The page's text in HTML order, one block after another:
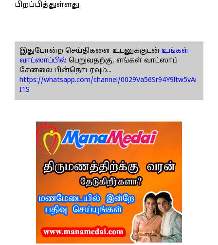
பிறப்பித்துள்ளது.
இதுபோன்ற செய்திகளை உடனுக்குடன் உங்கள்
வாட்ஸாப்பில் பெறுவதற்கு, எங்கள் வாட்ஸாப்
சேனலை பின்தொடரவும்...
https://whatsapp.com/channel/0029Va56Sr94Y9ltw5vAi
I1S